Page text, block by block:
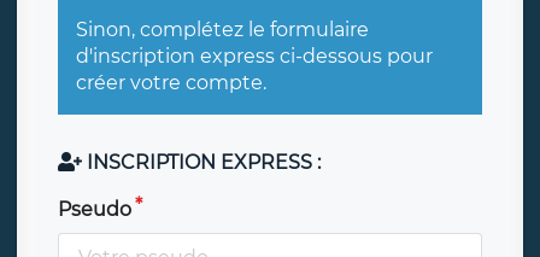
Sinon, complétez le formulaire
d'inscription express ci-dessous pour
créer votre compte.
INSCRIPTION EXPRESS :
Pseudo